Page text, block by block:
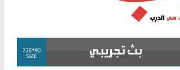
في الصحة” بالإسكندرية لرصد الانتهاكات
ودعم المرضى
الوزاري لمدينة الصحفيين.. وانتهاء أعمال
إنشاء المبنى الإداري